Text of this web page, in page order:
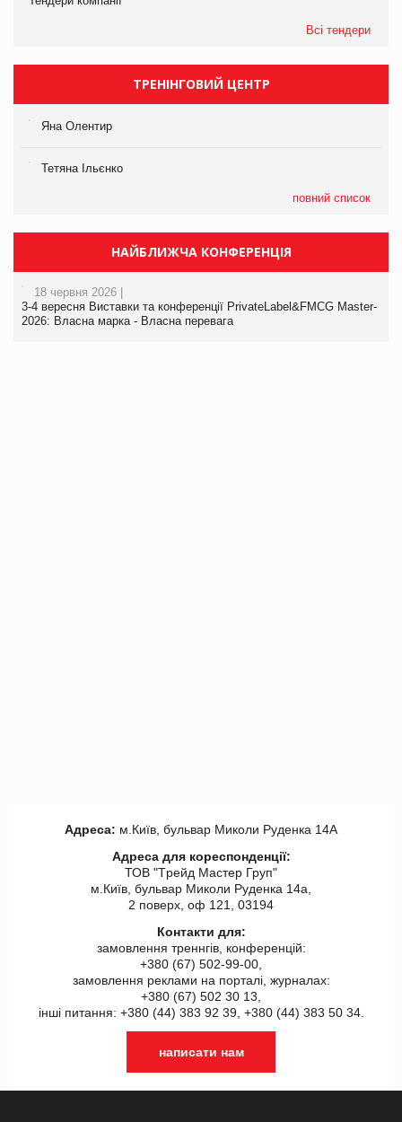
Всі тендери
ТРЕНІНГОВИЙ ЦЕНТР
Яна Олентир
Тетяна Ільєнко
повний список
НАЙБЛИЖЧА КОНФЕРЕНЦІЯ
18 червня 2026 |
3-4 вересня Виставки та конференції PrivateLabel&FMCG Master-
2026: Власна марка - Власна перевага
Адреса: м.Київ, бульвар Миколи Руденка 14А
Адреса для кореспонденції:
ТОВ "Tрейд Мастер Груп"
м.Київ, бульвар Миколи Руденка 14а,
2 поверх, оф 121, 03194
Контакти для:
замовлення треннгів, конференцій:
+380 (67) 502-99-00,
замовлення реклами на порталі, журналах:
+380 (67) 502 30 13,
інші питання: +380 (44) 383 92 39, +380 (44) 383 50 34.
написати нам